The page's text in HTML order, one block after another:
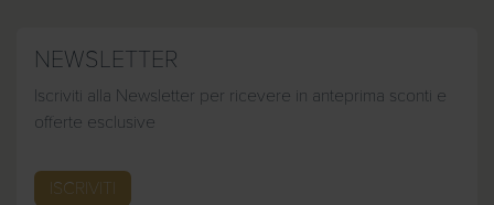
NEWSLETTER
Iscriviti alla Newsletter per ricevere in anteprima sconti e
offerte esclusive
ISCRIVITI